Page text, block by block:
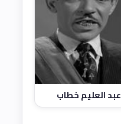
عبد العليم خطاب